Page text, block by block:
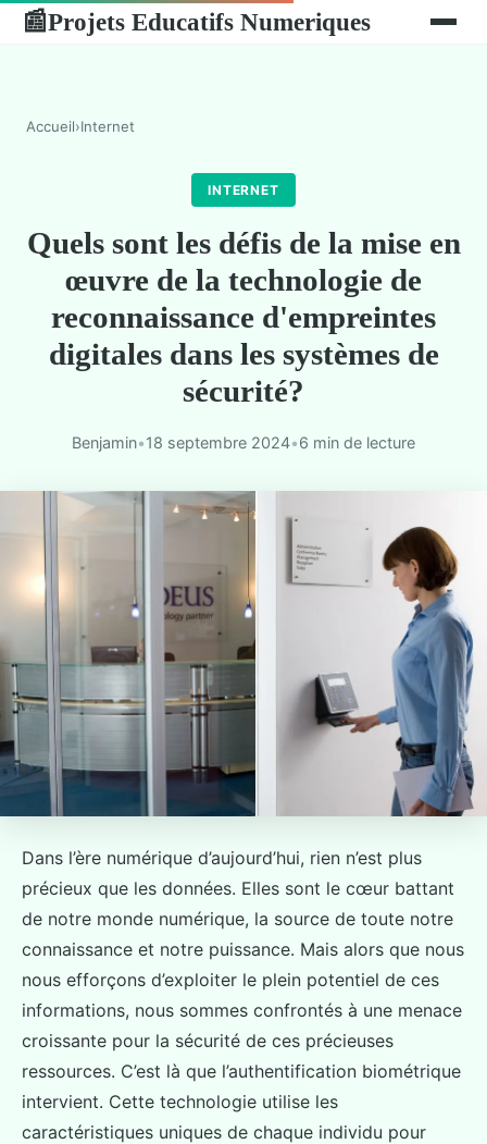
📰Projets Educatifs Numeriques
Accueil›Internet
INTERNET
Quels sont les défis de la mise en
œuvre de la technologie de
reconnaissance d'empreintes
digitales dans les systèmes de
sécurité?
Benjamin•18 septembre 2024•6 min de lecture
Dans l’ère numérique d’aujourd’hui, rien n’est plus
précieux que les données. Elles sont le cœur battant
de notre monde numérique, la source de toute notre
connaissance et notre puissance. Mais alors que nous
nous efforçons d’exploiter le plein potentiel de ces
informations, nous sommes confrontés à une menace
croissante pour la sécurité de ces précieuses
ressources. C’est là que l’authentification biométrique
intervient. Cette technologie utilise les
caractéristiques uniques de chaque individu pour